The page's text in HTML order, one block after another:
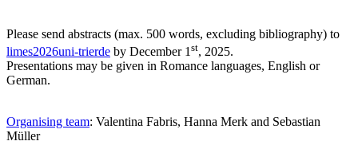
Please send abstracts (max. 500 words, excluding bibliography) to
limes2026uni-trierde by December 1 st, 2025.
Presentations may be given in Romance languages, English or
German.
Organising team: Valentina Fabris, Hanna Merk and Sebastian
Müller